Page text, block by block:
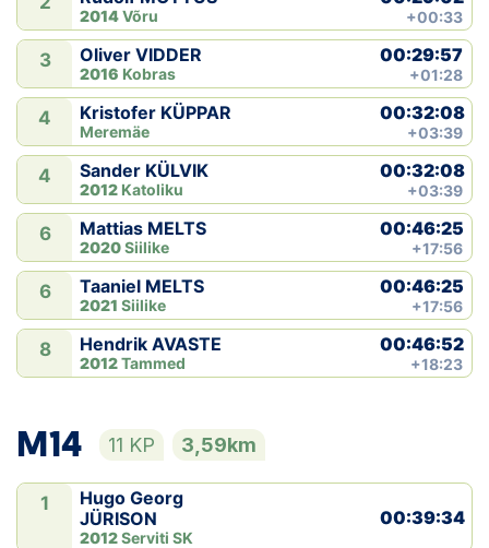
2014Võru +00:33
3 Oliver VIDDER
2016 Kobras
00:29:57
+01:28
4 Kristofer KÜPPAR
Meremäe
00:32:08
+03:39
4 Sander KÜLVIK
2012 Katoliku
00:32:08
+03:39
6 Mattias MELTS
2020Siilike
00:46:25
+17:56
6 Taaniel MELTS
2021 Siilike
00:46:25
+17:56
8 Hendrik AVASTE
2012Tammed
00:46:52
+18:23
M14 11 KP 3,59km
1
Hugo Georg
JÜRISON
2012Serviti SK
00:39:34